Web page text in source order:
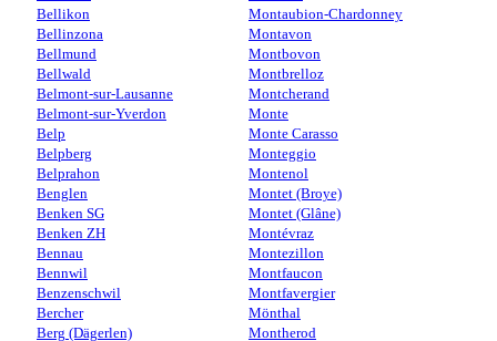
Bellikon
Bellinzona
Bellmund
Bellwald
Belmont-sur-Lausanne
Belmont-sur-Yverdon
Belp
Belpberg
Belprahon
Benglen
Benken SG
Benken ZH
Bennau
Bennwil
Benzenschwil
Bercher
Berg (Dägerlen)
Montaubion-Chardonney
Montavon
Montbovon
Montbrelloz
Montcherand
Monte
Monte Carasso
Monteggio
Montenol
Montet (Broye)
Montet (Glâne)
Montévraz
Montezillon
Montfaucon
Montfavergier
Mönthal
Montherod